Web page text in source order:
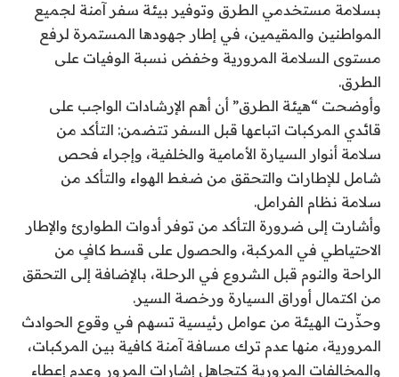
بسلامة مستخدمي الطرق وتوفير بيئة سفر آمنة لجميع
المواطنين والمقيمين، في إطار جهودها المستمرة لرفع
مستوى السلامة المرورية وخفض نسبة الوفيات على
الطرق.
وأوضحت “هيئة الطرق” أن أهم الإرشادات الواجب على
قائدي المركبات اتباعها قبل السفر تتضمن: التأكد من
سلامة أنوار السيارة الأمامية والخلفية، وإجراء فحص
شامل للإطارات والتحقق من ضغط الهواء والتأكد من
سلامة نظام الفرامل.
وأشارت إلى ضرورة التأكد من توفر أدوات الطوارئ والإطار
الاحتياطي في المركبة، والحصول على قسط كافٍ من
الراحة والنوم قبل الشروع في الرحلة، بالإضافة إلى التحقق
من اكتمال أوراق السيارة ورخصة السير.
وحذّرت الهيئة من عوامل رئيسية تسهم في وقوع الحوادث
المرورية، منها عدم ترك مسافة آمنة كافية بين المركبات،
والمخالفات المرورية كتجاهل إشارات المرور وعدم إعطاء